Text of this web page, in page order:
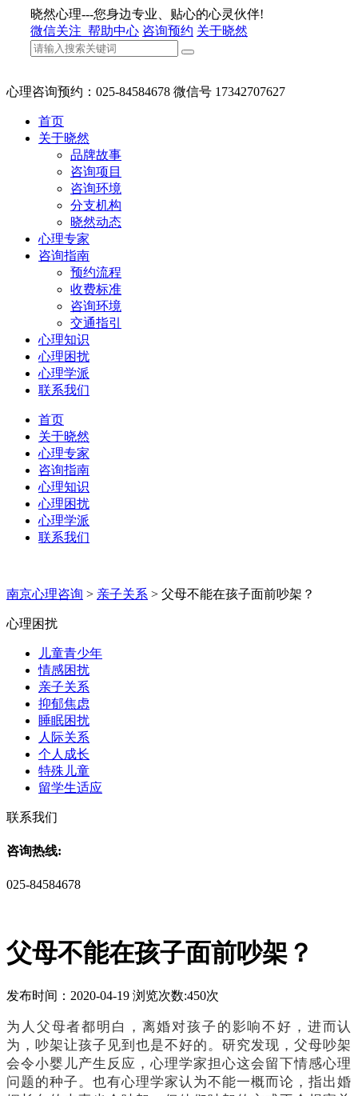
晓然心理---您身边专业、贴心的心灵伙伴!
微信关注 帮助中心 咨询预约 关于晓然
心理咨询预约：025-84584678 微信号 17342707627
首页
关于晓然
品牌故事
咨询项目
咨询环境
分支机构
晓然动态
心理专家
咨询指南
预约流程
收费标准
咨询环境
交通指引
心理知识
心理困扰
心理学派
联系我们
首页
关于晓然
心理专家
咨询指南
心理知识
心理困扰
心理学派
联系我们
南京心理咨询 > 亲子关系 > 父母不能在孩子面前吵架？
心理困扰
儿童青少年
情感困扰
亲子关系
抑郁焦虑
睡眠困扰
人际关系
个人成长
特殊儿童
留学生适应
联系我们
咨询热线:
025-84584678
父母不能在孩子面前吵架？
发布时间：2020-04-19 浏览次数:450次
为人父母者都明白，离婚对孩子的影响不好，进而认
为，吵架让孩子见到也是不好的。研究发现，父母吵架
会令小婴儿产生反应，心理学家担心这会留下情感心理
问题的种子。也有心理学家认为不能一概而论，指出婚